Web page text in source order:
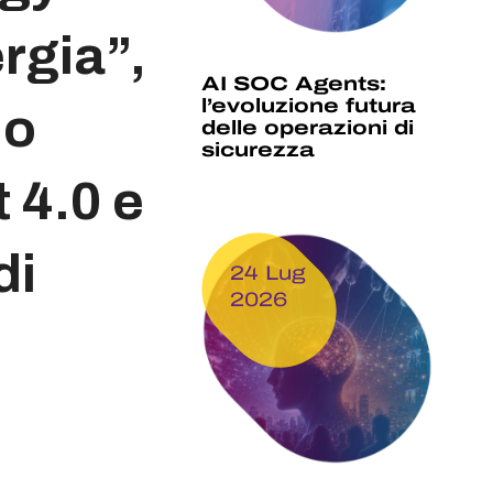
4.0 e
AI SOC Agents:
l’evoluzione futura
delle operazioni di
sicurezza
24 Lug
2026